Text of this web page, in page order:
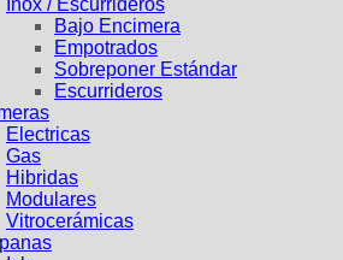
Bajo Encimera
Empotrados
Sobreponer Estándar
Escurrideros
Electricas
Gas
Hibridas
Modulares
Vitrocerámicas